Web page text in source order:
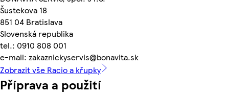
Šustekova 18
851 04 Bratislava
Slovenská republika
tel.: 0910 808 001
e-mail: zakaznickyservis@bonavita.sk
Zobrazit vše Racio a křupky
Příprava a použití